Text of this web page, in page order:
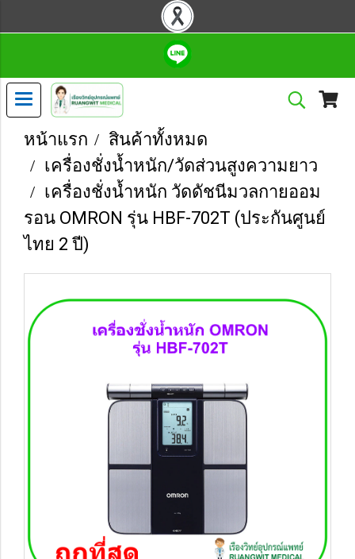
หน้าแรก
สินค้าทั้งหมด
เครื่องชั่งน้ำหนัก/วัดส่วนสูงความยาว
เครื่องชั่งน้ำหนัก วัดดัชนีมวลกายออม
รอน OMRON รุ่น HBF-702T (ประกันศูนย์
ไทย 2 ปี)